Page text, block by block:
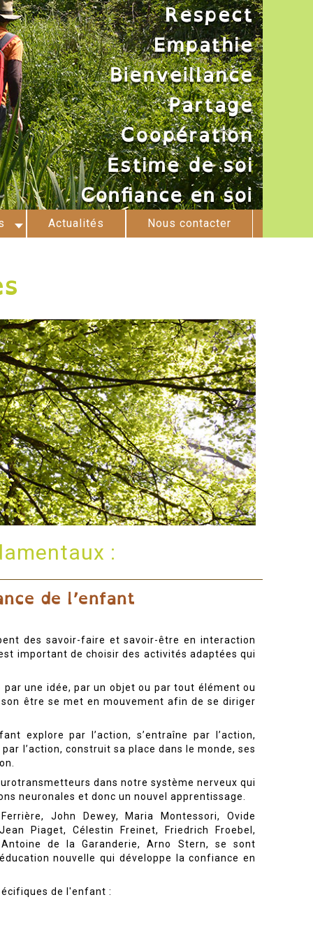
Actualités Nous contacter
:
des savoir-faire et savoir-être en interaction
important de choisir des activités adaptées qui
une idée, par un objet ou par tout élément ou
être se met en mouvement afin de se diriger
explore par l’action, s’entraîne par l’action,
l’action, construit sa place dans le monde, ses
dans notre système nerveux qui
neuronales et donc un nouvel apprentissage.
John Dewey, Maria Montessori, Ovide
Piaget, Célestin Freinet, Friedrich Froebel,
de la Garanderie, Arno Stern, se sont
nouvelle qui développe la confiance en
de l'enfant :